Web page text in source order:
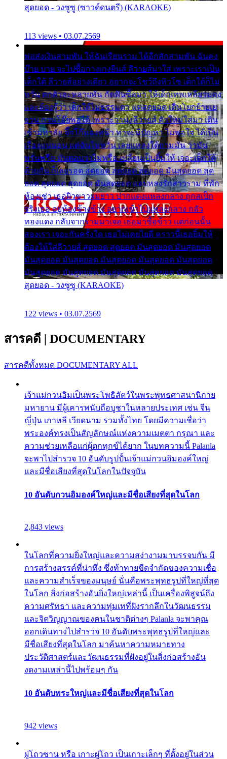
สุดยอด - วงซูซู (ซาวด์ดนตรี) (KARAOKE)
113 views • 03.07.2569
พ่อส่งเงินสามพัน ให้ฉันเรียนราม ได้อีกสักสามพัน ฉันคง
บ๊าย บาย จะไปซื้อกางเกงยีนส์ ลีวายส์มาใส่ เพราะเราเป็น
เด็กใต้ ลีวายส์อย่างเดียว อยากจะโชว์ถึงหิวโซ เด็กใต้ก็ไม่
หวั่น ตกตัวละหลายพัน กัดฟันซื้อมา ให้เด็กเทพเหลียวมอง
และต้องรู้ว่า เด็กใต้ไม่ธรรมดา แต่สุดยอด เดินโยกย้ายเย
ยวน กวนโอ๊ยพอได้ เพราะว่านุ่งลีวายส์ ตัวใหม่ใส่มา เดิน
เข้ามหาลัย จิ๊กโก๊มองหน้า ท่าจะมีปัญหา ไม่พอใจ ได้เป็น
เรื่องแน่นอน แต่ฉันไม่หวั่น เลยแหลงใต้ถามมัน ว่ามัน
พรั่นพรือ มันตอบว่าไม่พรื่อ เปลี่ยนเป็นยิ้มให้ เจอะเด็กใต้
ด้วยกัน ก็เลยรอด สุดยอด สุดยอด สุดยอด มันสุดยอด สุด
ยอด สุดยอด สุดยอด มันสุดยอด แอบหลงรักสาวราม ที่พัก
ห้องเช่า เธอผิวขาวผมยาว ปากแดงแหลงกลาง ถูกสเป็ก
จริงเธอ อยู่ห้องข้างข้าง อยากเข้าไปแหลงกลาง กลัว
ทองแดง กลับจากรามมาเจอ เธอมาซื้อข้าว แต่ก่อนนั้น
สองเรา เจอะกันครั้งใด เธอไม่เคยไยดี คราวนี้เธอยิ้มให้
ต้องให้ใส่ลีวายส์ สุดยอด สุดยอด มันสุดยอด มันสุดยอด
มันสุดยอด มันสุดยอด มันสุดยอด มันสุดยอด มันสุดยอด
มันสุดยอด มันสุดยอด มันสุดยอด มันสุดยอด มันสุดยอด
สุดยอด - วงซูซู (KARAOKE)
122 views • 03.07.2569
สารคดี | DOCUMENTARY
สารคดีทั้งหมด DOCUMENTARY ALL
เจ้าแม่กวนอิมเป็นพระโพธิสัตว์ในพระพุทธศาสนานิกาย
มหายาน มีผู้เคารพนับถือบูชาในหลายประเทศ เช่น จีน
ญี่ปุ่น เกาหลี เวียดนาม รวมทั้งไทย โดยมีความเชื่อว่า
พระองค์ทรงเป็นสัญลักษณ์แห่งความเมตตา กรุณา และ
ความช่วยเหลือแก่ผู้ตกทุกข์ได้ยาก ในบทความนี้ Palanla
จะพาไปสำรวจ 10 อันดับรูปปั้นเจ้าแม่กวนอิมองค์ใหญ่
และมีชื่อเสียงที่สุดในโลกในปัจจุบัน
10 อันดับกวนอิมองค์ใหญ่และมีชื่อเสียงที่สุดในโลก
2,843 views
ในโลกที่ความยิ่งใหญ่และความสง่างามมาบรรจบกัน มี
การสร้างสรรค์ที่น่าทึ่ง ซึ่งท้าทายขีดจำกัดของความเชื่อ
และความสำเร็จของมนุษย์ นั่นคือพระพุทธรูปที่ใหญ่ที่สุด
ในโลก สิ่งก่อสร้างอันยิ่งใหญ่เหล่านี้ เป็นเครื่องพิสูจน์ถึง
ความศรัทธา และความทุ่มเทที่ฝังรากลึกในวัฒนธรรม
และจิตวิญญาณของคนในชาติต่างๆ Palanla จะพาคุณ
ออกเดินทางไปสำรวจ 10 อันดับพระพุทธรูปที่ใหญ่และ
มีชื่อเสียงที่สุดในโลก มาค้นหาความหมายทาง
ประวัติศาสตร์และวัฒนธรรมที่ฝังอยู่ในสิ่งก่อสร้างอัน
งดงามเหล่านี้ไปพร้อมๆ กัน
10 อันดับพระใหญ่และมีชื่อเสียงที่สุดในโลก
942 views
ผู่โถวซาน หรือ เกาะผู่โถว เป็นเกาะเล็กๆ ที่ตั้งอยู่ในส่วน